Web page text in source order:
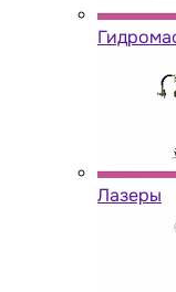
Лазеры